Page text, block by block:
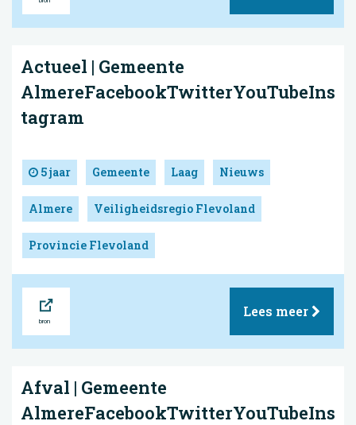
Actueel | Gemeente
AlmereFacebookTwitterYouTubeIns
tagram
5 jaar Gemeente Laag Nieuws
Almere Veiligheidsregio Flevoland
Provincie Flevoland
Lees meer
Afval | Gemeente
AlmereFacebookTwitterYouTubeIns